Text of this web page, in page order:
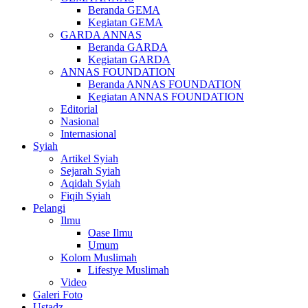
Beranda GEMA
Kegiatan GEMA
GARDA ANNAS
Beranda GARDA
Kegiatan GARDA
ANNAS FOUNDATION
Beranda ANNAS FOUNDATION
Kegiatan ANNAS FOUNDATION
Editorial
Nasional
Internasional
Syiah
Artikel Syiah
Sejarah Syiah
Aqidah Syiah
Fiqih Syiah
Pelangi
Ilmu
Oase Ilmu
Umum
Kolom Muslimah
Lifestye Muslimah
Video
Galeri Foto